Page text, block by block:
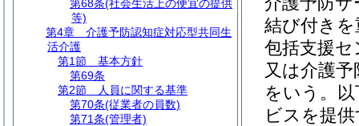
結び付きを
包括支援
又は介護
をいう。
ビスを提
第68条(社会生活上の便宜の提供
等)
第4章
介護予防認知症対応型共同生
活介護
第1節
基本方針
第69条
第2節
人員に関する基準
第70条(従業者の員数)
第71条(管理者)